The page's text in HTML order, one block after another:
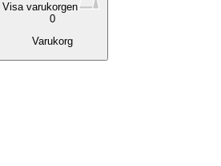
Visa varukorgen
0
Varukorg